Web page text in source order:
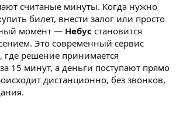
считаные минуты. Когда нужно
билет, внести залог или просто
момент — Небус становится
Это современный сервис
где решение принимается
15 минут, а деньги поступают прямо
дистанционно, без звонков,